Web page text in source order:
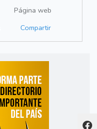
Página web
Compartir